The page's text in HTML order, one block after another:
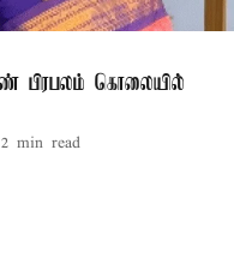
பிரபலம் கொலையில்
2 min read